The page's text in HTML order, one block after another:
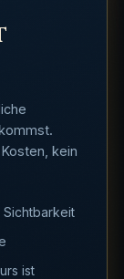
kein
Sichtbarkeit
ist